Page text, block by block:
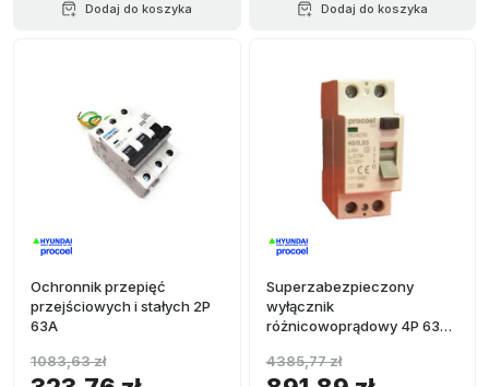
Dodaj do koszyka Dodaj do koszyka
Ochronnik przepięć
przejściowych i stałych 2P
63A
1083,63 zł
Superzabezpieczony
wyłącznik
różnicowoprądowy 4P 63A
4385,77 zł